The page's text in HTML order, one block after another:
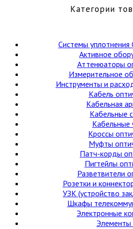
Категории
Cистемы уплотнения
Активное
Аттенюаторы
Измерительное
Инструменты и
Кабель
Кабельная
Кабельные
Кабельные
Кроссы
Муфты
Патч-корды
Пигтейлы
Разветвители
Розетки и
УЗК (устройство
Шкафы
Электронные